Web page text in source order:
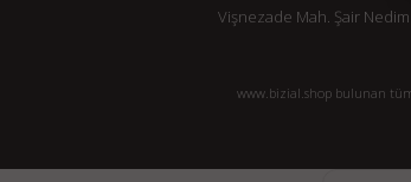
Vişnezade Mah. Şair
www.bizial.shop bulunan